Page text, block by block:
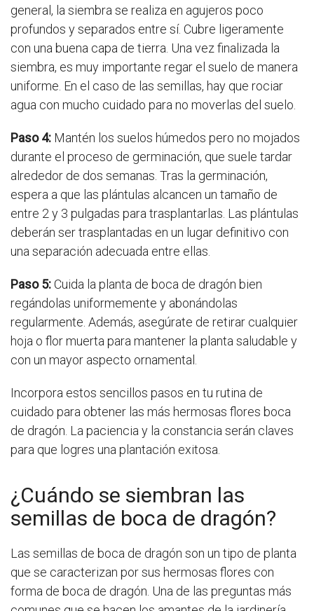
general, la siembra se realiza en agujeros poco
profundos y separados entre sí. Cubre ligeramente
con una buena capa de tierra. Una vez finalizada la
siembra, es muy importante regar el suelo de manera
uniforme. En el caso de las semillas, hay que rociar
agua con mucho cuidado para no moverlas del suelo.
Paso 4: Mantén los suelos húmedos pero no mojados
durante el proceso de germinación, que suele tardar
alrededor de dos semanas. Tras la germinación,
espera a que las plántulas alcancen un tamaño de
entre 2 y 3 pulgadas para trasplantarlas. Las plántulas
deberán ser trasplantadas en un lugar definitivo con
una separación adecuada entre ellas.
Paso 5:Cuida la planta de boca de dragón bien
regándolas uniformemente y abonándolas
regularmente. Además, asegúrate de retirar cualquier
hoja o flor muerta para mantener la planta saludable y
con un mayor aspecto ornamental.
Incorpora estos sencillos pasos en tu rutina de
cuidado para obtener las más hermosas flores boca
de dragón. La paciencia y la constancia serán claves
para que logres una plantación exitosa.
¿Cuándo se siembran las
semillas de boca de dragón?
Las semillas de boca de dragón son un tipo de planta
que se caracterizan por sus hermosas flores con
forma de boca de dragón. Una de las preguntas más